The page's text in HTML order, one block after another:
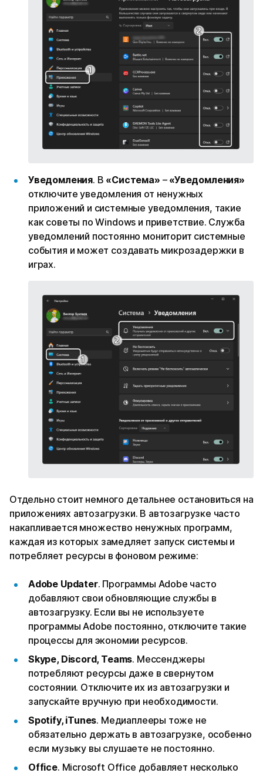
Уведомления. В «Система» – «Уведомления»
отключите уведомления от ненужных
приложений и системные уведомления, такие
как советы по Windows и приветствие. Служба
уведомлений постоянно мониторит системные
события и может создавать микрозадержки в
играх.
Отдельно стоит немного детальнее остановиться на
приложениях автозагрузки. В автозагрузке часто
накапливается множество ненужных программ,
каждая из которых замедляет запуск системы и
потребляет ресурсы в фоновом режиме:
Adobe Updater. Программы Adobe часто
добавляют свои обновляющие службы в
автозагрузку. Если вы не используете
программы Adobe постоянно, отключите такие
процессы для экономии ресурсов.
Skype, Discord, Teams. Мессенджеры
потребляют ресурсы даже в свернутом
состоянии. Отключите их из автозагрузки и
запускайте вручную при необходимости.
Spotify, iTunes. Медиаплееры тоже не
обязательно держать в автозагрузке, особенно
если музыку вы слушаете не постоянно.
Office. Microsoft Office добавляет несколько